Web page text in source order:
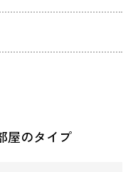
屋のタイプ